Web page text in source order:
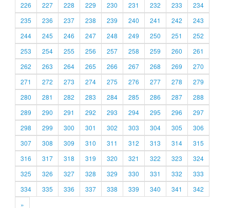
226
227 228 229 230 231 232 233
234
235
236 237 238 239 240 241 242
243
244
245 246 247 248 249 250 251
252
253
254 255 256 257 258 259 260
261
262
263 264 265 266 267 268 269
270
271
272 273 274 275 276 277 278
279
280
281 282 283 284 285 286 287
288
289
290 291 292 293 294 295 296
297
298
299 300 301 302 303 304 305
306
307
308 309 310 311 312 313 314
315
316
317 318 319 320 321 322 323
324
325
326 327 328 329 330 331 332
333
334
335 336 337 338 339 340 341
342
»